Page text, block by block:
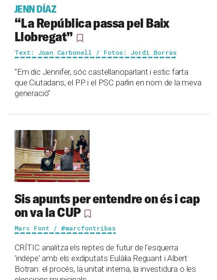
JENN DÍAZ
“La República passa pel Baix
Llobregat”
Text: Joan Carbonell / Fotos: Jordi Borràs
"Em dic Jennifer, sóc castellanoparlant i estic farta
que Ciutadans, el PP i el PSC parlin en nom de la meva
generació"
Sis apunts per entendre on és i cap
on va la CUP
Marc Font / @marcfontribas
CRÍTIC analitza els reptes de futur de l'esquerra
'indepe' amb els exdiputats Eulàlia Reguant i Albert
Botran: el procés, la unitat interna, la investidura o les